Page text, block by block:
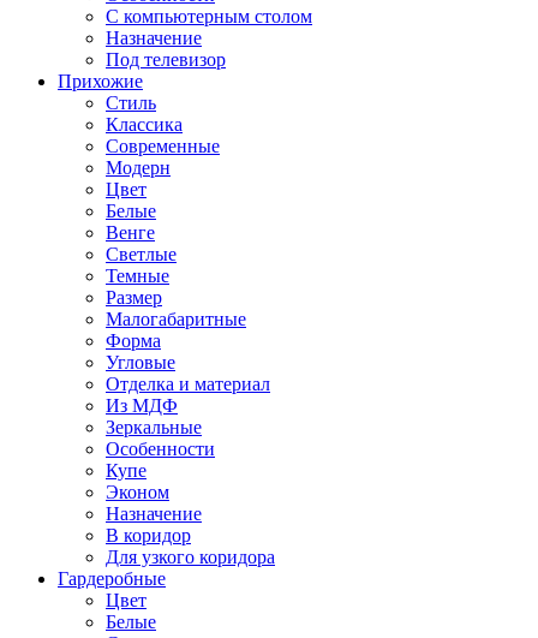
С компьютерным столом
Назначение
Под телевизор
Прихожие
Стиль
Классика
Современные
Модерн
Цвет
Белые
Венге
Светлые
Темные
Размер
Малогабаритные
Форма
Угловые
Отделка и материал
Из МДФ
Зеркальные
Особенности
Купе
Эконом
Назначение
В коридор
Для узкого коридора
Гардеробные
Цвет
Белые